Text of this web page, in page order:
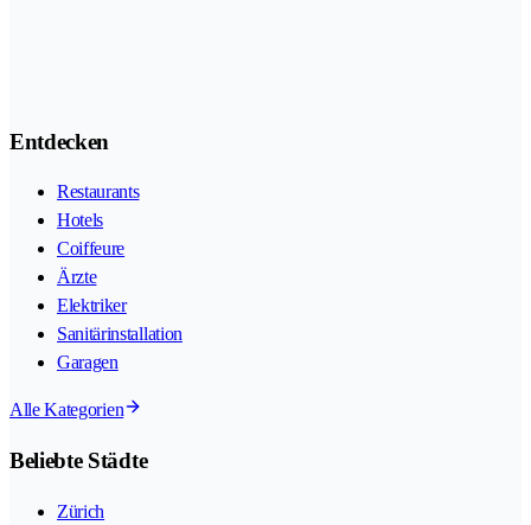
Entdecken
Restaurants
Hotels
Coiffeure
Ärzte
Elektriker
Sanitärinstallation
Garagen
Alle Kategorien
Beliebte Städte
Zürich